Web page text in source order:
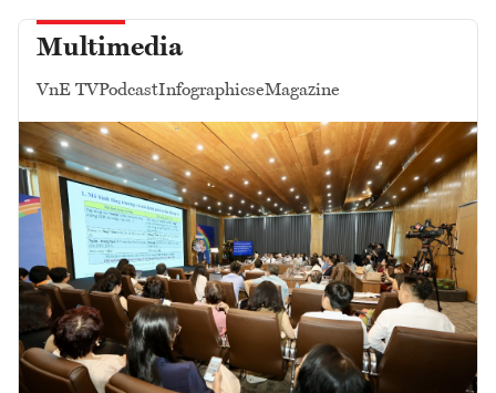
Multimedia
VnE TVPodcastInfographicseMagazine